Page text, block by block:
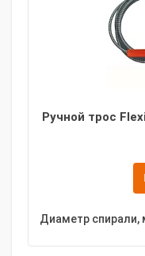
Ручной трос
Диаметр спирали,